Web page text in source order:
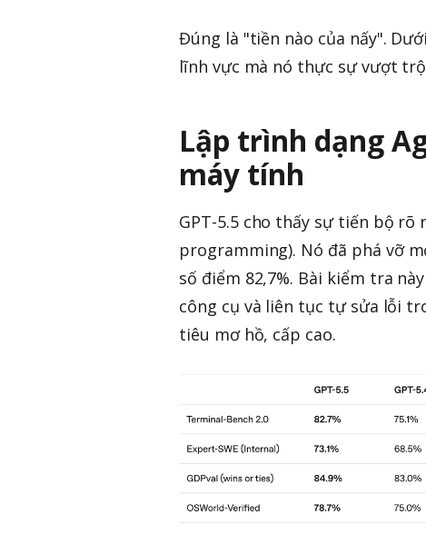
Đúng là "tiền nào của nấy".
lĩnh vực mà nó thực sự vượt
Lập trình dạng
máy tính
GPT-5.5 cho thấy sự tiến bộ
programming). Nó đã phá vỡ
số điểm 82,7%. Bài kiểm tra
công cụ và liên tục tự sửa lỗi
tiêu mơ hồ, cấp cao.